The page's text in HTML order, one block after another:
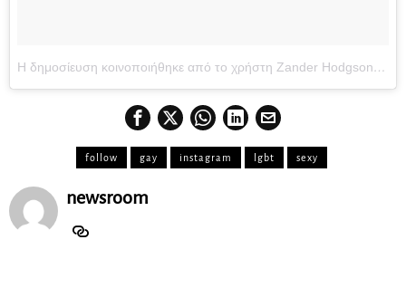
Η δημοσίευση κοινοποιήθηκε από το χρήστη Zander Hodgson (@zanderhodgson)
follow gay instagram lgbt sexy
newsroom